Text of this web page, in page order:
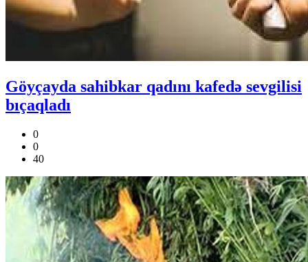
Göyçayda sahibkar qadını kafedə sevgilisi
bıçaqladı
0
0
40